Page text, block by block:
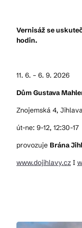
Vernisáž se
hodin.
11. 6. – 6. 9. 2026
Dům Gustava
Znojemská 4,
út-ne: 9-12, 12:30-17
provozuje Brána
www.dojihlavy.cz I